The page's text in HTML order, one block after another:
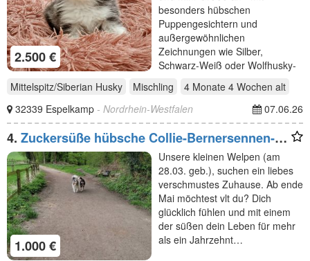
2.500 €
besonders hübschen
Puppengesichtern und
außergewöhnlichen
Zeichnungen wie Silber,
Schwarz-Weiß oder Wolfhusky-
Mittelspitz/Siberian Husky Mischling 4 Monate 4 Wochen alt
32339 Espelkamp - Nordrhein-Westfalen 07.06.26
4. Zuckersüße hübsche Collie-Bernersennen-
Husky
1.000 €
Unsere kleinen Welpen (am
28.03. geb.), suchen ein liebes
verschmustes Zuhause. Ab ende
Mai möchtest vlt du? Dich
glücklich fühlen und mit einem
der süßen dein Leben für mehr
als ein Jahrzehnt…